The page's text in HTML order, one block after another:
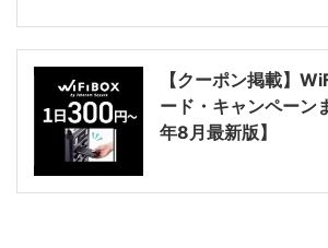
【クーポン掲載】
ード・キャンペーン
年8月最新版】